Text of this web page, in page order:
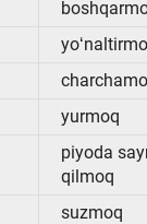
yurmoq
piyoda
qilmoq
suzmoq